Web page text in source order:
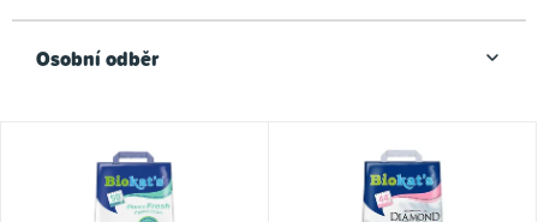
Osobní odběr